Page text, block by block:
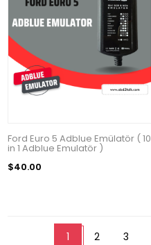
Ford Euro 5 Adblue Emülatör ( 10
in 1 Adblue Emulatör )
$40.00
1 2 3